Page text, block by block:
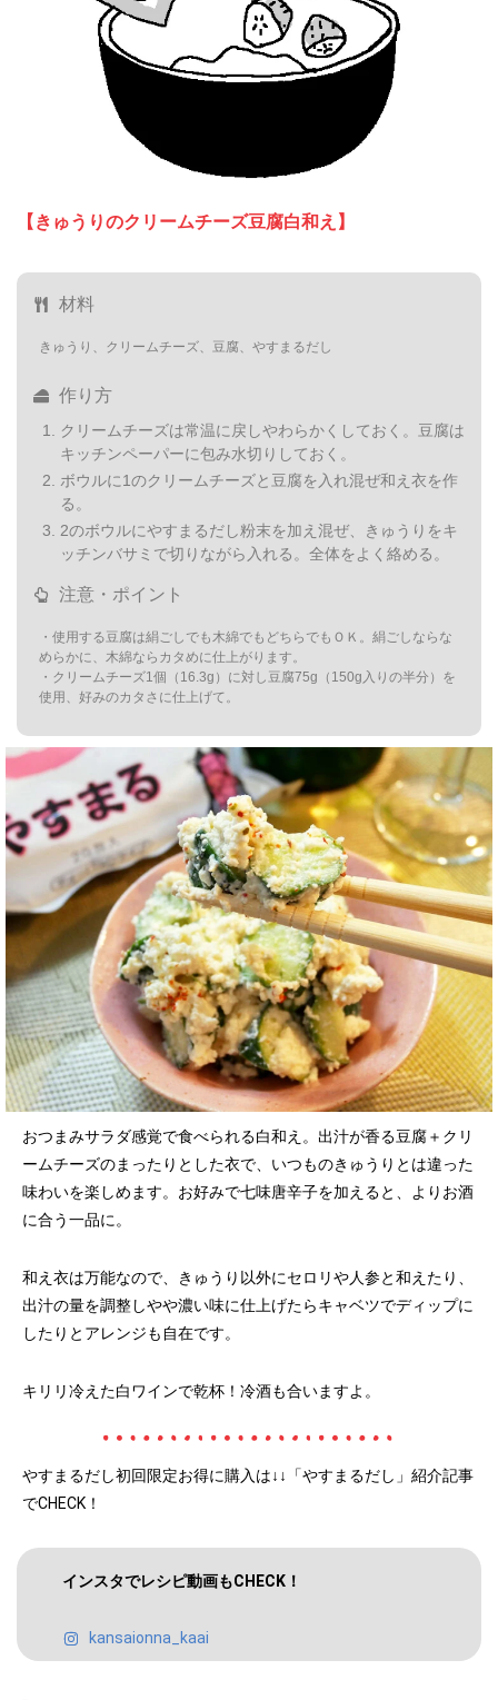
【きゅうりのクリームチーズ豆腐白和え】
材料
きゅうり、クリームチーズ、豆腐、やすまるだし
作り方
クリームチーズは常温に戻しやわらかくしておく。豆腐は
キッチンペーパーに包み水切りしておく。
ボウルに1のクリームチーズと豆腐を入れ混ぜ和え衣を作
る。
2のボウルにやすまるだし粉末を加え混ぜ、きゅうりをキ
ッチンバサミで切りながら入れる。全体をよく絡める。
注意・ポイント
・使用する豆腐は絹ごしでも木綿でもどちらでもＯＫ。絹ごしならな
めらかに、木綿ならカタめに仕上がります。
・クリームチーズ1個（16.3g）に対し豆腐75g（150g入りの半分）を
使用、好みのカタさに仕上げて。
おつまみサラダ感覚で食べられる白和え。出汁が香る豆腐＋クリ
ームチーズのまったりとした衣で、いつものきゅうりとは違った
味わいを楽しめます。お好みで七味唐辛子を加えると、よりお酒
に合う一品に。
和え衣は万能なので、きゅうり以外にセロリや人参と和えたり、
出汁の量を調整しやや濃い味に仕上げたらキャベツでディップに
したりとアレンジも自在です。
キリリ冷えた白ワインで乾杯！冷酒も合いますよ。
やすまるだし初回限定お得に購入は↓↓「やすまるだし」紹介記事
でCHECK！
インスタでレシピ動画もCHECK！
kansaionna_kaai